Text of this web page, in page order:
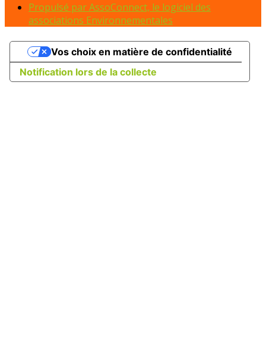
Propulsé par AssoConnect, le logiciel des
associations Environnementales
Notification lors de la collecte
Vos choix en matière de confidentialité